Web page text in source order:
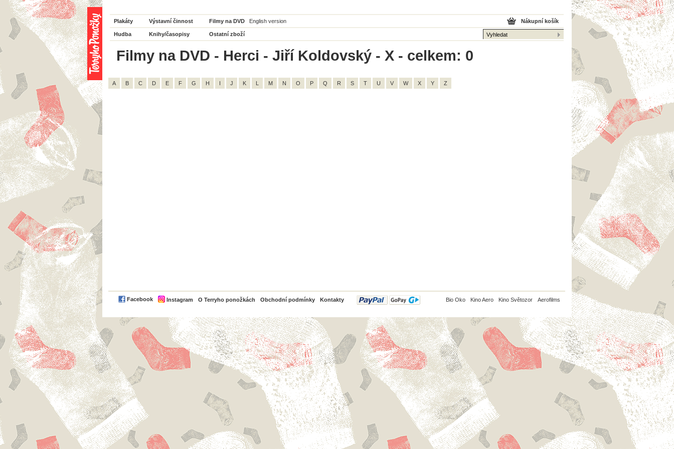
Plakáty Výstavní činnost Filmy na DVD English version
Hudba Knihy/časopisy Ostatní zboží
Nákupní košík
Filmy na DVD - Herci - Jiří Koldovský - X - celkem: 0
A B C D E F G H I J K L M N O P Q R S T U V W X Y Z
Facebook Instagram O Terryho ponožkách Obchodní podmínky Kontakty
PayPal Bio Oko Kino Aero Kino Světozor Aerofilms